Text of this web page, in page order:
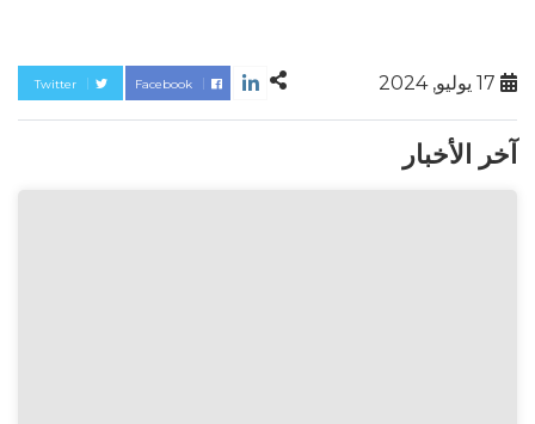
Twitter Facebook
آخر الأخبار